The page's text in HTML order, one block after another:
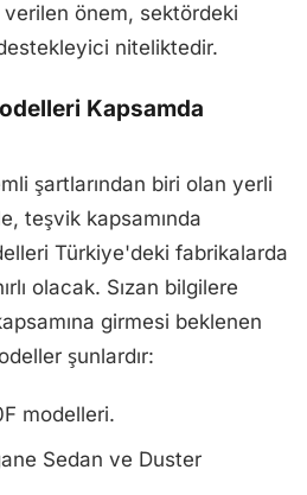
önem, sektördeki
niteliktedir.
Kapsamda
şartlarından biri olan yerli
teşvik kapsamında
Türkiye'deki fabrikalarda
olacak. Sızan bilgilere
girmesi beklenen
şunlardır:
modelleri.
Sedan ve Duster